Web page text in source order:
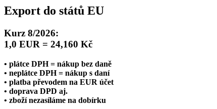
Export do států EU
Kurz 8/2026:
1,0 EUR = 24,160 Kč
• plátce DPH = nákup bez daně
• neplátce DPH = nákup s daní
• platba převodem na EUR účet
• doprava DPD aj.
• zboží nezasíláme na dobírku